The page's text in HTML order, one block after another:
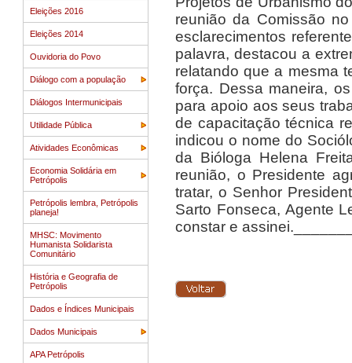
Eleições 2016
Eleições 2014
Ouvidoria do Povo
Diálogo com a população
Diálogos Intermunicipais
Utilidade Pública
Atividades Econômicas
Economia Solidária em
Petrópolis
Petrópolis lembra, Petrópolis
planeja!
MHSC: Movimento
Humanista Solidarista
Comunitário
História e Geografia de
Petrópolis
Dados e Índices Municipais
Dados Municipais
APA Petrópolis
reunião da Comissão
esclarecimentos
palavra, destacou a
relatando que a mesma
força. Dessa maneira,
para apoio aos seus
de capacitação técnica
indicou o nome do
da Bióloga Helena
reunião, o Presidente
tratar, o Senhor
Sarto Fonseca, Agente
constar e